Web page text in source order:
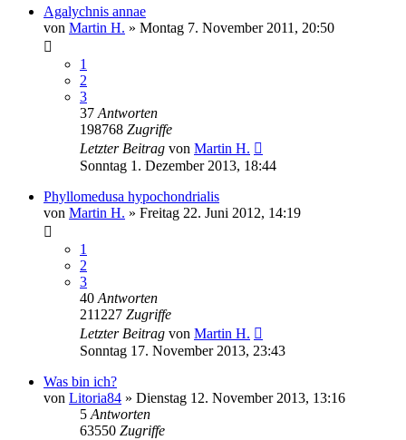
Agalychnis annae
von Martin H. » Montag 7. November 2011, 20:50
1
2
3
37 Antworten
198768 Zugriffe
Letzter Beitrag von Martin H.
Sonntag 1. Dezember 2013, 18:44
Phyllomedusa hypochondrialis
von Martin H. » Freitag 22. Juni 2012, 14:19
1
2
3
40 Antworten
211227 Zugriffe
Letzter Beitrag von Martin H.
Sonntag 17. November 2013, 23:43
Was bin ich?
von Litoria84 » Dienstag 12. November 2013, 13:16
5 Antworten
63550 Zugriffe